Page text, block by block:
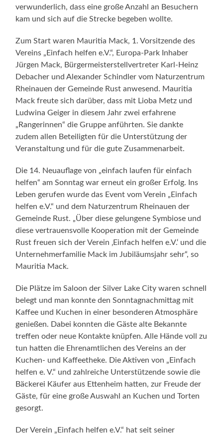
verwunderlich, dass eine große Anzahl an Besuchern
kam und sich auf die Strecke begeben wollte.
Zum Start waren Mauritia Mack, 1. Vorsitzende des
Vereins „Einfach helfen e.V.“, Europa-Park Inhaber
Jürgen Mack, Bürgermeisterstellvertreter Karl-Heinz
Debacher und Alexander Schindler vom Naturzentrum
Rheinauen der Gemeinde Rust anwesend. Mauritia
Mack freute sich darüber, dass mit Lioba Metz und
Ludwina Geiger in diesem Jahr zwei erfahrene
„Rangerinnen“ die Gruppe anführten. Sie dankte
zudem allen Beteiligten für die Unterstützung der
Veranstaltung und für die gute Zusammenarbeit.
Die 14. Neuauflage von „einfach laufen für einfach
helfen“ am Sonntag war erneut ein großer Erfolg. Ins
Leben gerufen wurde das Event vom Verein „Einfach
helfen e.V.“ und dem Naturzentrum Rheinauen der
Gemeinde Rust. „Über diese gelungene Symbiose und
diese vertrauensvolle Kooperation mit der Gemeinde
Rust freuen sich der Verein ‚Einfach helfen e.V.‘ und die
Unternehmerfamilie Mack im Jubiläumsjahr sehr“, so
Mauritia Mack.
Die Plätze im Saloon der Silver Lake City waren schnell
belegt und man konnte den Sonntagnachmittag mit
Kaffee und Kuchen in einer besonderen Atmosphäre
genießen. Dabei konnten die Gäste alte Bekannte
treffen oder neue Kontakte knüpfen. Alle Hände voll zu
tun hatten die Ehrenamtlichen des Vereins an der
Kuchen- und Kaffeetheke. Die Aktiven von „Einfach
helfen e. V.“ und zahlreiche Unterstützende sowie die
Bäckerei Käufer aus Ettenheim hatten, zur Freude der
Gäste, für eine große Auswahl an Kuchen und Torten
gesorgt.
Der Verein „Einfach helfen e.V.“ hat seit seiner